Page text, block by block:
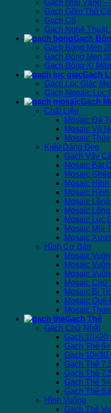
Gạch Nhủ Vàng –
Gạch Gốm Thủ
Gạch Cổ
Gạch Nghệ Thuật
Gạch
Gạch Bông Men
Gạch Bông Men
Gạch Bông Xi
Gạch
Gạch Lục Giác
Gạch Mosaic Lục
Gạch
Chất Liệu
Mosaic Đá
Mosaic Vỏ
Mosaic
Kiểu Dáng Đẹp
Gạch Vảy Cá
Mosaic Bát
Mosaic
Mosaic
Mosaic Hình
Mosaic
Mosaic
Mosaic Lục
Mosaic Mũi
Mosaic
Hình Cơ Bản
Mosaic
Mosaic
Mosaic
Mosaic Chữ
Mosaic Bi
Mosaic Que
Mosaic
Gạch Thẻ
Gạch Chữ Nhật
Gạch 10×20
Gạch Thẻ
Gạch 10×30
Gạch Thẻ
Gạch Thẻ
Gạch Thẻ
Gạch Thẻ
Hình Vuông
Gạch Thẻ